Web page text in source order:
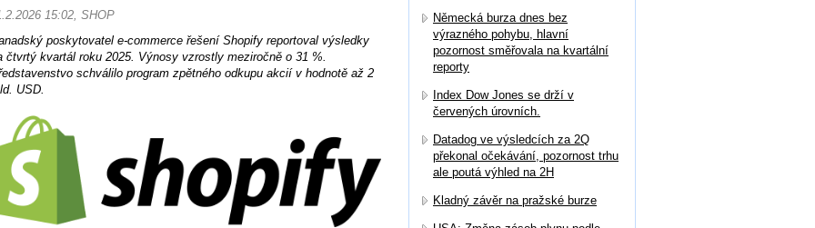
15:02, SHOP
poskytovatel e-commerce řešení Shopify reportoval výsledky
čtvrtý kvartál roku 2025. Výnosy vzrostly meziročně o 31 %.
schválilo program zpětného odkupu akcií v hodnotě až 2
USD.
Německá burza dnes bez
výrazného pohybu, hlavní
pozornost směřovala na kvartální
reporty
Index Dow Jones se drží v
červených úrovních.
Datadog ve výsledcích za 2Q
překonal očekávání, pozornost trhu
ale poutá výhled na 2H
Kladný závěr na pražské burze